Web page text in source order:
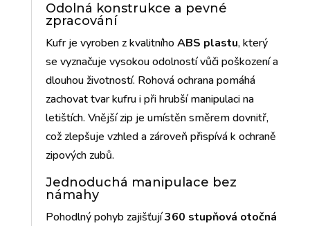
Odolná konstrukce a pevné
zpracování
Kufr je vyroben z kvalitníhoABS plastu, který
se vyznačuje vysokou odolností vůči poškození a
dlouhou životností. Rohová ochrana pomáhá
zachovat tvar kufru i při hrubší manipulaci na
letištích. Vnější zip je umístěn směrem dovnitř,
což zlepšuje vzhled a zároveň přispívá k ochraně
zipových zubů.
Jednoduchá manipulace bez
námahy
Pohodlný pohyb zajišťují360 stupňová otočná